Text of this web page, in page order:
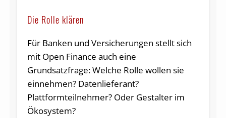
Die Rolle klären
Für Banken und Versicherungen stellt sich
mit Open Finance auch eine
Grundsatzfrage: Welche Rolle wollen sie
einnehmen? Datenlieferant?
Plattformteilnehmer? Oder Gestalter im
Ökosystem?